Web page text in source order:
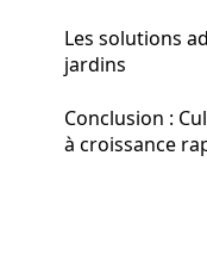
Les solutions
jardins
Conclusion :
à croissance